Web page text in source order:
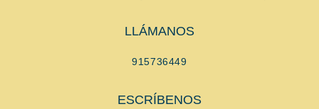
LLÁMANOS
915736449
ESCRÍBENOS